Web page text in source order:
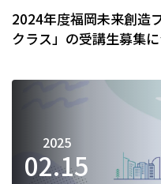
2024年度福岡未来創造
クラス」の受講生募集
2025
02.15